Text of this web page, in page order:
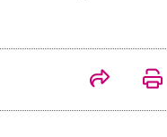
Sommerfest